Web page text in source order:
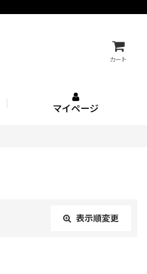
カート
マイページ
表示順変更